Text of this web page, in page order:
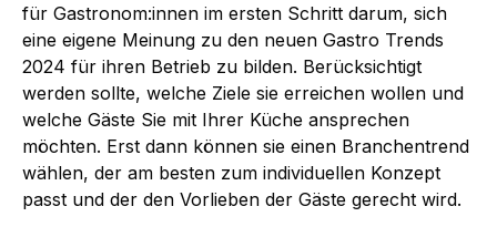
für Gastronom:innen im ersten Schritt darum, sich
eine eigene Meinung zu den neuen Gastro Trends
2024 für ihren Betrieb zu bilden. Berücksichtigt
werden sollte, welche Ziele sie erreichen wollen und
welche Gäste Sie mit Ihrer Küche ansprechen
möchten. Erst dann können sie einen Branchentrend
wählen, der am besten zum individuellen Konzept
passt und der den Vorlieben der Gäste gerecht wird.